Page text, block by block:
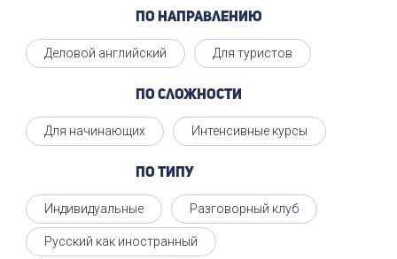
По направлению
Деловой английский Для туристов
По сложности
Для начинающих Интенсивные курсы
По типу
Индивидуальные Разговорный клуб
Русский как иностранный